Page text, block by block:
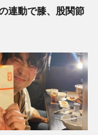
連動で膝、股関節